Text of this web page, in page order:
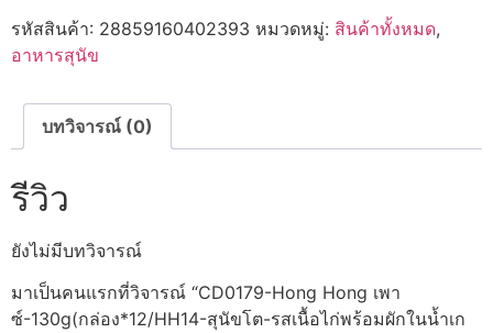
ซ์-130g(กล่อง*12/HH14-
สุนัข
โต-
เนื้อ
พร้อม
ผัก
น้ำ
เก
ชิ้น
รหัสสินค้า: 28859160402393 หมวดหมู่: สินค้าทั้งหมด,
อาหารสุนัข
บทวิจารณ์ (0)
รีวิว
ยังไม่มีบทวิจารณ์
มาเป็นคนแรกที่วิจารณ์ “CD0179-Hong Hong เพา
ซ์-130g(กล่อง*12/HH14-สุนัขโต-รสเนื้อไก่พร้อมผักในน้ำเก